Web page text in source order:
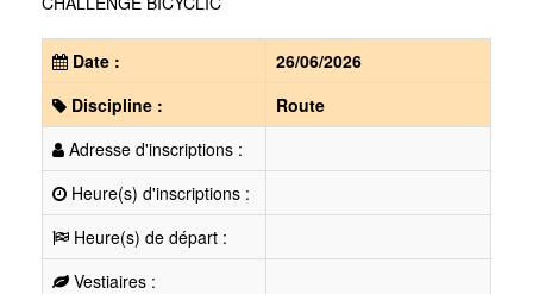
Date :
26/06/2026
Discipline :
Route
Adresse d'inscriptions :
Heure(s) d'inscriptions :
Heure(s) de départ :
Vestiaires :